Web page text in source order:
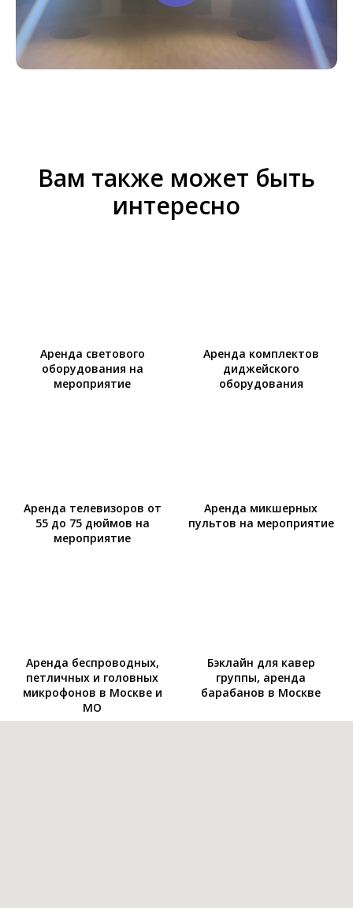
Вам также может быть
интересно
Аренда светового
оборудования на
мероприятие
Аренда комплектов
диджейского
оборудования
Аренда телевизоров от
55 до 75 дюймов на
мероприятие
Аренда микшерных
пультов на мероприятие
Аренда беспроводных,
петличных и головных
микрофонов в Москве и
МО
Бэклайн для кавер
группы, аренда
барабанов в Москве